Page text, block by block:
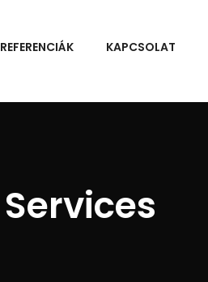
REFERENCIÁK KAPCSOLAT
Services